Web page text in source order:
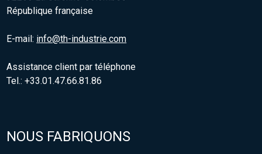
République française
E-mail: info@th-industrie.com
Assistance client par téléphone
Tel.: +33.01.47.66.81.86
NOUS FABRIQUONS